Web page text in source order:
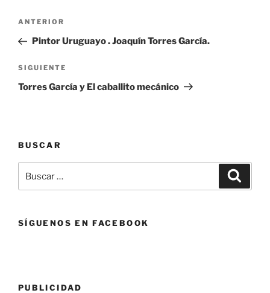
Navegación
entradas
Entrada
anterior:
ANTERIOR
Pintor Uruguayo . Joaquín Torres García.
Siguiente
entrada
SIGUIENTE
Torres García y El caballito mecánico
BUSCAR
por:
SÍGUENOS EN FACEBOOK
PUBLICIDAD